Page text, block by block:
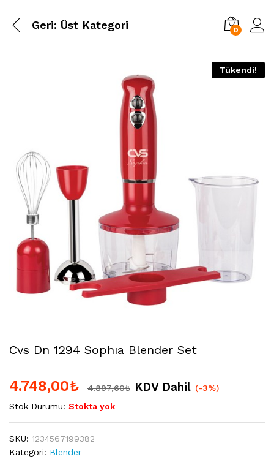
Geri: Üst Kategori 0
Tükendi!
Cvs Dn 1294 Sophıa Blender Set
4.748,00₺ 4.897,60₺ KDV Dahil (-3%)
Stok Durumu: Stokta yok
SKU: 1234567199382
Kategori: Blender